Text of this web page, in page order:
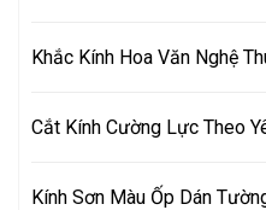
Khắc Kính Hoa Văn Nghệ
Cắt Kính Cường Lực Theo
Kính Sơn Màu Ốp Dán